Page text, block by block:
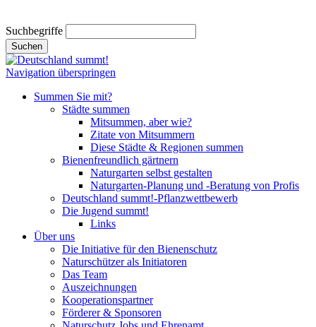
Suchbegriffe
Suchen
Navigation überspringen
Summen Sie mit?
Städte summen
Mitsummen, aber wie?
Zitate von Mitsummern
Diese Städte & Regionen summen
Bienenfreundlich gärtnern
Naturgarten selbst gestalten
Naturgarten-Planung und -Beratung von Profis
Deutschland summt!-Pflanzwettbewerb
Die Jugend summt!
Links
Über uns
Die Initiative für den Bienenschutz
Naturschützer als Initiatoren
Das Team
Auszeichnungen
Kooperationspartner
Förderer & Sponsoren